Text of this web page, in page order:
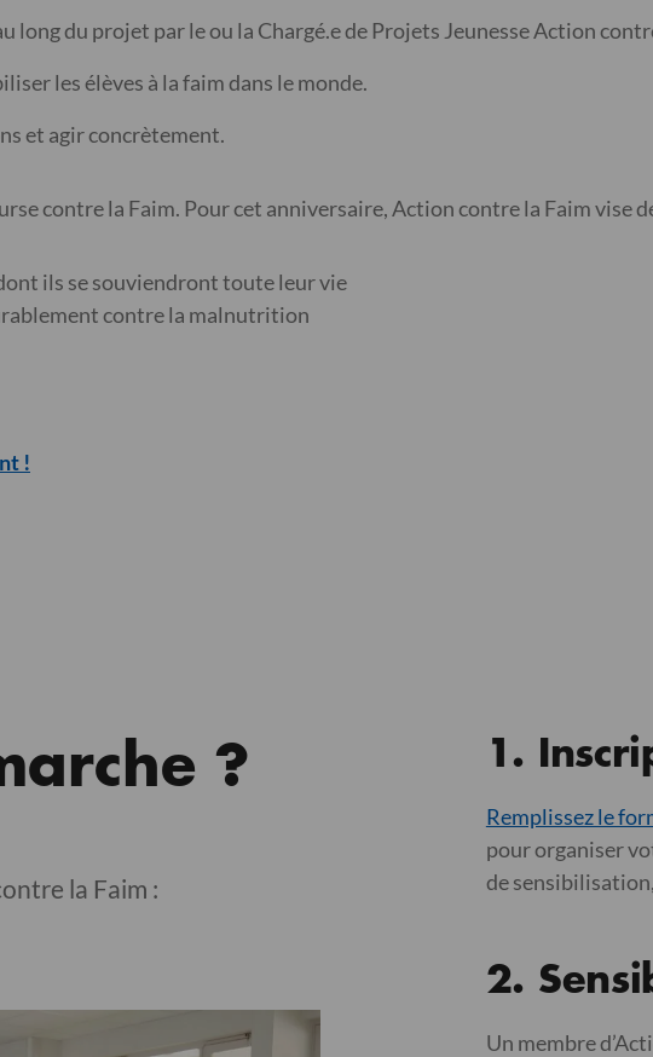
long du projet par le ou la Chargé.e de Projets Jeunesse Action
les élèves à la faim dans le monde.
et agir concrètement.
contre la Faim. Pour cet anniversaire, Action contre la Faim vise
ils se souviendront toute leur vie
contre la malnutrition
!
?
la Faim :
1.
Remplissez le
pour organiser
de
2.
Un membre